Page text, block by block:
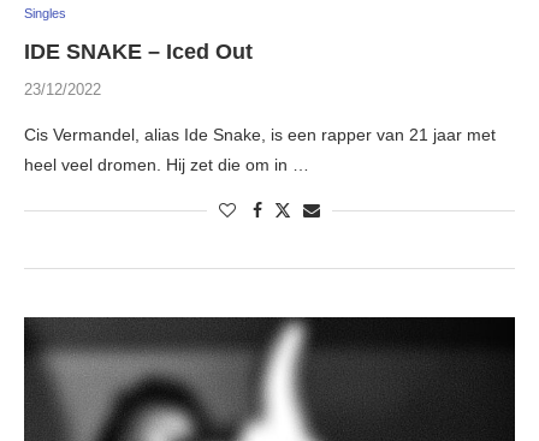
Singles
IDE SNAKE – Iced Out
23/12/2022
Cis Vermandel, alias Ide Snake, is een rapper van 21 jaar met
heel veel dromen. Hij zet die om in …